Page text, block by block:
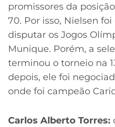
promissores da
70. Por isso, Nielsen
disputar os Jogos
Munique. Porém, a
terminou o torneio na
depois, ele foi
onde foi campeão
Carlos Alberto Torres: